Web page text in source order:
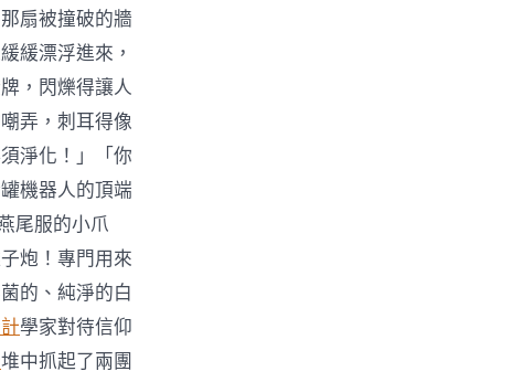
扇被撞破的牆
緩漂浮進來，
，閃爍得讓人
弄，刺耳得像
淨化！」「你
機器人的頂端
尾服的小爪
炮！專門用來
的、純淨的白
學家對待信仰
堆中抓起了兩團